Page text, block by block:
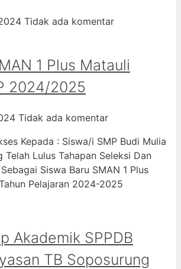
Tidak ada komentar
1 Plus Matauli
2024/2025
Tidak ada komentar
Kepada : Siswa/i SMP Budi Mulia
Telah Lulus Tahapan Seleksi Dan
Siswa Baru SMAN 1 Plus
Pelajaran 2024-2025
Akademik SPPDB
TB Soposurung